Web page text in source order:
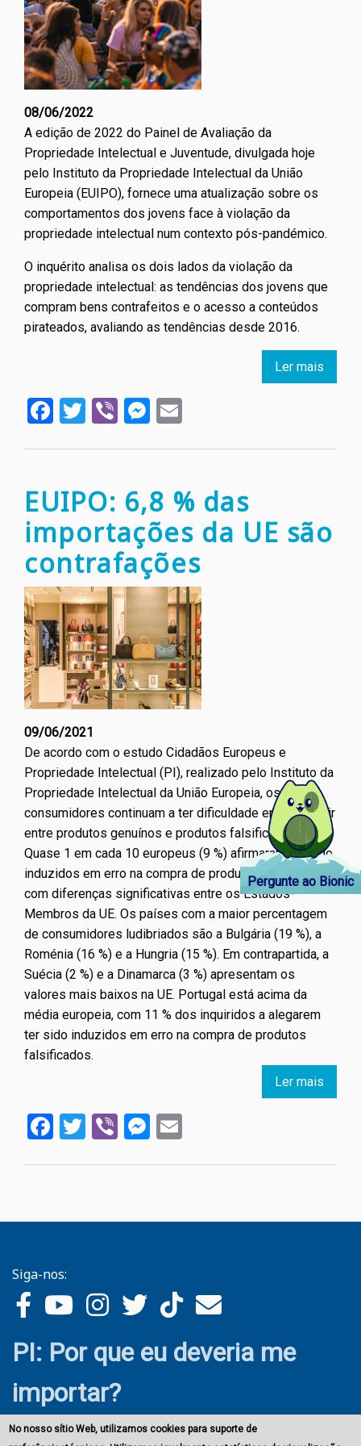
08/06/2022
A edição de 2022 do Painel de Avaliação da
Propriedade Intelectual e Juventude, divulgada hoje
pelo Instituto da Propriedade Intelectual da União
Europeia (EUIPO), fornece uma atualização sobre os
comportamentos dos jovens face à violação da
propriedade intelectual num contexto pós-pandémico.
O inquérito analisa os dois lados da violação da
propriedade intelectual: as tendências dos jovens que
compram bens contrafeitos e o acesso a conteúdos
pirateados, avaliando as tendências desde 2016.
Ler mais
Novas
Facebook
Twitter
ViberMessenger
EUIPO: 6,8 % das
importações da UE são
contrafações
09/06/2021
De acordo com o estudo Cidadãos Europeus e
Propriedade Intelectual (PI), realizado pelo Instituto da
Propriedade Intelectual da União Europeia, os
consumidores continuam a ter dificuldade em distinguir
entre produtos genuínos e produtos falsificados.
Quase 1 em cada 10 europeus (9 %) afirmaram ter sido
induzidos em erro na compra de produtos contrafeitos,
com diferenças significativas entre os Estados-
Membros da UE. Os países com a maior percentagem
de consumidores ludibriados são a Bulgária (19 %), a
Roménia (16 %) e a Hungria (15 %). Em contrapartida, a
Suécia (2 %) e a Dinamarca (3 %) apresentam os
valores mais baixos na UE. Portugal está acima da
média europeia, com 11 % dos inquiridos a alegarem
ter sido induzidos em erro na compra de produtos
falsificados.
Ler mais
das
UE
Facebook
Twitter
ViberMessenger
Pergunte ao Bionic
Siga-nos:
PI: Por que eu deveria me
importar?
No nosso sítio Web, utilizamos cookies para suporte de